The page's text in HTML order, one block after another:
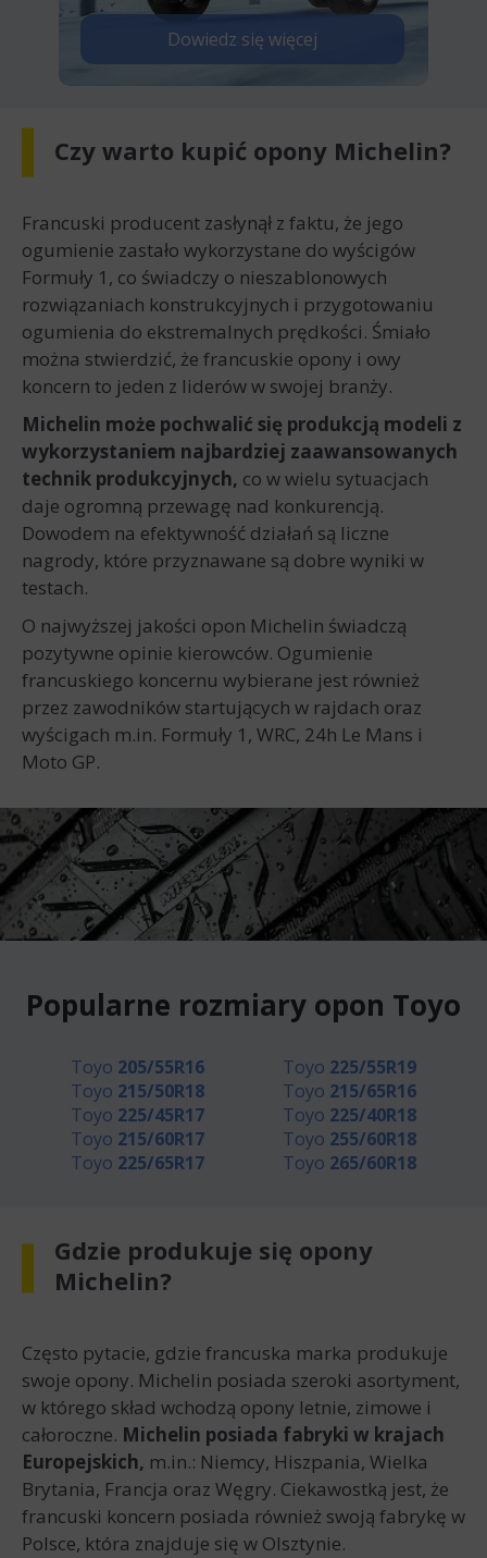
Dowiedz się więcej
Czy warto kupić opony Michelin?
Francuski producent zasłynął z faktu, że jego
ogumienie zastało wykorzystane do wyścigów
Formuły 1, co świadczy o nieszablonowych
rozwiązaniach konstrukcyjnych i przygotowaniu
ogumienia do ekstremalnych prędkości. Śmiało
można stwierdzić, że francuskie opony i owy
koncern to jeden z liderów w swojej branży.
Michelin może pochwalić się produkcją modeli z
wykorzystaniem najbardziej zaawansowanych
technik produkcyjnych, co w wielu sytuacjach
daje ogromną przewagę nad konkurencją.
Dowodem na efektywność działań są liczne
nagrody, które przyznawane są dobre wyniki w
testach.
O najwyższej jakości opon Michelin świadczą
pozytywne opinie kierowców. Ogumienie
francuskiego koncernu wybierane jest również
przez zawodników startujących w rajdach oraz
wyścigach m.in. Formuły 1, WRC, 24h Le Mans i
Moto GP.
Popularne rozmiary opon Toyo
Toyo 205/55R16 Toyo 225/55R19
Toyo 215/50R18 Toyo 215/65R16
Toyo 225/45R17 Toyo 225/40R18
Toyo 215/60R17 Toyo 255/60R18
Toyo 225/65R17 Toyo 265/60R18
Gdzie produkuje się opony
Michelin?
Często pytacie, gdzie francuska marka produkuje
swoje opony. Michelin posiada szeroki asortyment,
w którego skład wchodzą opony letnie, zimowe i
całoroczne. Michelin posiada fabryki w krajach
Europejskich, m.in.: Niemcy, Hiszpania, Wielka
Brytania, Francja oraz Węgry. Ciekawostką jest, że
francuski koncern posiada również swoją fabrykę w
Polsce, która znajduje się w Olsztynie.